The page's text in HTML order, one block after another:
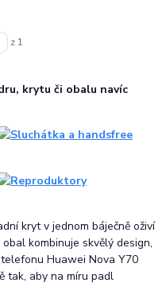
z 1
krytu či obalu navíc
kryt v jednom báječně oživí
kombinuje skvělý design,
Huawei Nova Y70
tak, aby na míru padl